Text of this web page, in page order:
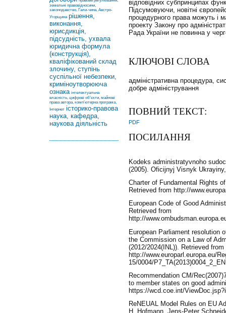
земельні правовідносини,
законодавство, Гали-чина, Австро-
Угорщина рішення,
виконання,
юрисдикція,
підсудність, ухвала
юридична формула
(конструкція),
кваліфікований склад
злочину, ступінь
суспільної небезпеки,
криміноутворююча
ознака інтелектуальна
власність, цифрові об’єкти, майнові
права автора, комп’ютерна програма,
Інтернет історико-правова
наука, кафедра,
наукова діяльність
відповідних субпринципах
Підсумовуючи, новітні
процедурного права можуть і
проекту Закону про
Рада України не повинна у
КЛЮЧОВІ СЛОВА
адміністративна процедура,
добре адміністрування
ПОВНИЙ ТЕКСТ:
PDF
ПОСИЛАННЯ
Kodeks administratyvnoho
(2005). Oficijnyj Visnyk
Charter of Fundamental Rights
Retrieved from http://
European Code of Good
Retrieved from
http://
European Parliament resolution
the Commission on a Law of
(2012/2024(INL)). Retrieved from
http://www.europarl.europa.eu/
15/0004/
Recommendation CM/
to member states on good
https://wcd.coe.int/
ReNEUAL Model Rules on EU
H. Hofmann, Jens-Peter